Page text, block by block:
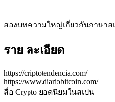
สองบทความใหญ่เกี่ยวกับภาษาส
ราย ละเอียด
https://criptotendencia.com/
https://www.diariobitcoin.com/
สื่อ Crypto ยอดนิยมในสเปน